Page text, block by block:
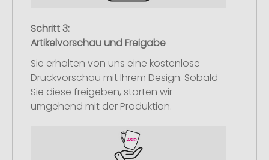
Schritt 3:
Artikelvorschau und Freigabe
Sie erhalten von uns eine kostenlose
Druckvorschau mit Ihrem Design. Sobald
Sie diese freigeben, starten wir
umgehend mit der Produktion.